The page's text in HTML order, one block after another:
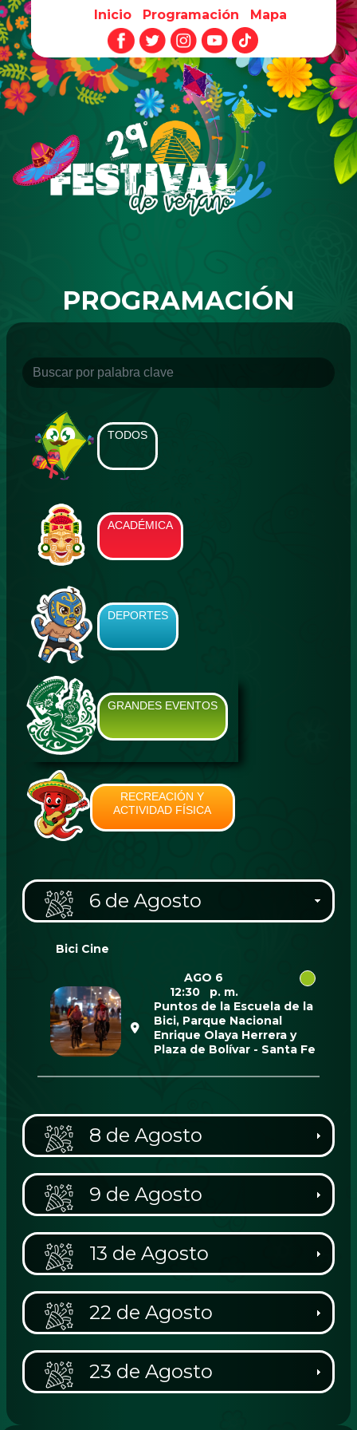
Pasar al contenido principal
Inicio Programación Mapa
PROGRAMACIÓN
TODOS
ACADÉMICA
DEPORTES
GRANDES EVENTOS
RECREACIÓN Y
ACTIVIDAD FÍSICA
6 de Agosto
AGO 6
12:30 p. m.
Bici Cine
Puntos de la Escuela de la
Bici, Parque Nacional
Enrique Olaya Herrera y
Plaza de Bolívar - Santa Fe
8 de Agosto
9 de Agosto
13 de Agosto
22 de Agosto
23 de Agosto